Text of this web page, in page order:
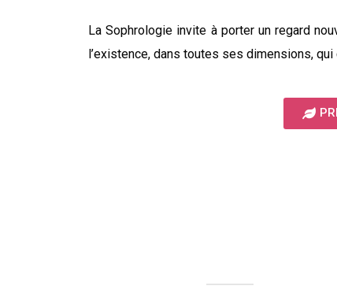
La Sophrologie invite à porter un regard
l’existence, dans toutes ses dimensions, qui